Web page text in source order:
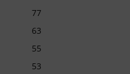
77
63
55
53